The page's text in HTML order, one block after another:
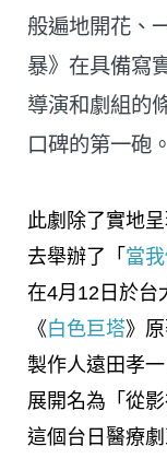
般遍地開花、
暴》在具備寫
導演和劇組的
口碑的第一砲。
此劇除了實地
去舉辦了「 當
在4月12日於台
《白色巨塔》
製作人遠田孝
展開名為「從
這個台日醫療